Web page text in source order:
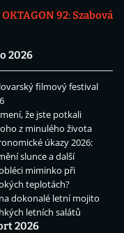
OKTAGON 92: Szabová
2026
filmový festival
že jste potkali
z minulého života
úkazy 2026:
slunce a další
miminko při
teplotách?
na dokonalé letní mojito
letních salátů
2026